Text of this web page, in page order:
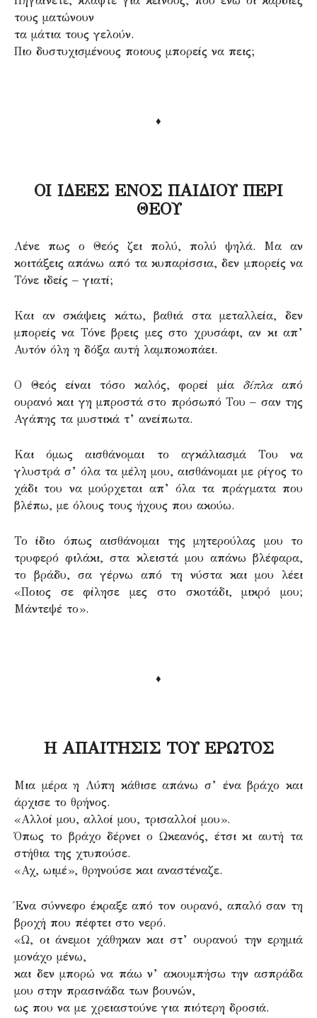
τους ματώνουν
τα μάτια τους γελούν.
Πιο δυστυχισμένους ποιους μπορείς να πεις;
♦
ΟΙ ΙΔΕΕΣ ΕΝΟΣ ΠΑΙΔΙΟΥ ΠΕΡΙ
ΘΕΟΥ
Λένε πως ο Θεός ζει πολύ, πολύ ψηλά. Μα αν
κοιτάξεις απάνω από τα κυπαρίσσια, δεν μπορείς να
Τόνε ιδείς – γιατί;
Και αν σκάψεις κάτω, βαθιά στα μεταλλεία, δεν
μπορείς να Τόνε βρεις μες στο χρυσάφι, αν κι απ’
Αυτόν όλη η δόξα αυτή λαμποκοπάει.
Ο Θεός είναι τόσο καλός, φορεί μίαδίπλααπό
ουρανό και γη μπροστά στο πρόσωπό Του – σαν της
Αγάπης τα μυστικά τ’ ανείπωτα.
Και όμως αισθάνομαι το αγκάλιασμά Του να
γλυστρά σ’ όλα τα μέλη μου, αισθάνομαι με ρίγος το
χάδι του να μούρχεται απ’ όλα τα πράγματα που
βλέπω, με όλους τους ήχους που ακούω.
Το ίδιο όπως αισθάνομαι της μητερούλας μου το
τρυφερό φιλάκι, στα κλειστά μου απάνω βλέφαρα,
το βράδυ, σα γέρνω από τη νύστα και μου λέει
«Ποιος σε φίλησε μες στο σκοτάδι, μικρό μου;
Μάντεψέ το».
♦
Η ΑΠΑΙΤΗΣΙΣ ΤΟΥ ΕΡΩΤΟΣ
Μια μέρα η Λύπη κάθισε απάνω σ’ ένα βράχο και
άρχισε το θρήνος.
«Αλλοί μου, αλλοί μου, τρισαλλοί μου».
Όπως το βράχο δέρνει ο Ωκεανός, έτσι κι αυτή τα
στήθια της χτυπούσε.
«Αχ, ωιμέ», θρηνούσε και αναστέναζε.
Ένα σύννεφο έκραξε από τον ουρανό, απαλό σαν τη
βροχή που πέφτει στο νερό.
«Ω, οι άνεμοι χάθηκαν και στ’ ουρανού την ερημιά
μονάχο μένω,
και δεν μπορώ να πάω ν’ ακουμπήσω την ασπράδα
μου στην πρασινάδα των βουνών,
ως που να με χρειαστούνε για πιότερη δροσιά.